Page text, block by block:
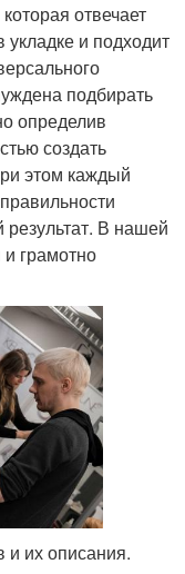
отвечает
и подходит
подбирать
определив
создать
этом каждый
В нашей
и грамотно
и их описания.